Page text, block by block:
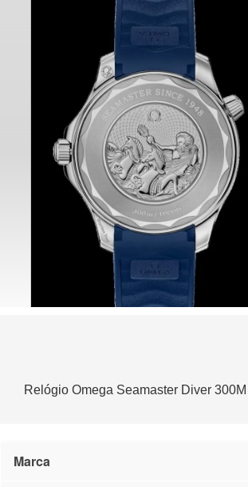
Relógio Omega Seamaster Diver
Marca